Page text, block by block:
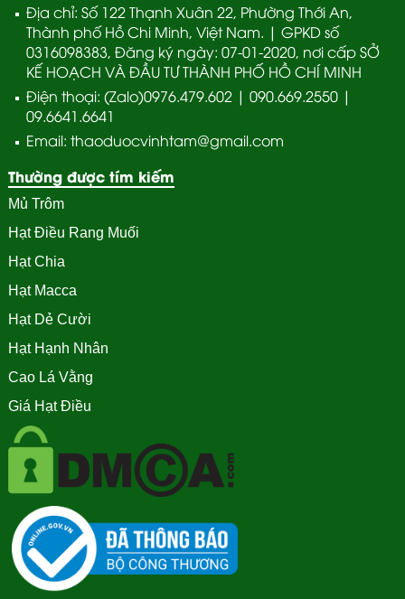
Địa chỉ: Số 122 Thạnh Xuân 22, Phường Thới An,
Thành phố Hồ Chi Minh, Việt Nam. | GPKD số
0316098383, Đăng ký ngày: 07-01-2020, nơi cấp SỞ
KẾ HOẠCH VÀ ĐẦU TƯ THÀNH PHỐ HỒ CHÍ MINH
Điện thoại: (Zalo)0976.479.602 | 090.669.2550 |
09.6641.6641
Email: thaoduocvinhtam@gmail.com
Thường được tím kiếm
Mủ Trôm
Hạt Điều Rang Muối
Hạt Chia
Hạt Macca
Hạt Dẻ Cười
Hạt Hạnh Nhân
Cao Lá Vằng
Giá Hạt Điều